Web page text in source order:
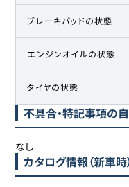
ブレーキパッドの状態
エンジンオイルの状態
タイヤの状態
不具合・特記事項の
なし
カタログ情報（新車時